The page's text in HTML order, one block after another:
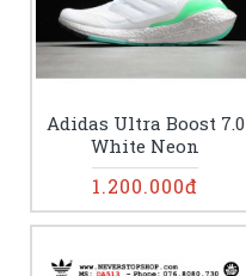
Adidas Ultra Boost 7.0
White Neon
1.200.000đ